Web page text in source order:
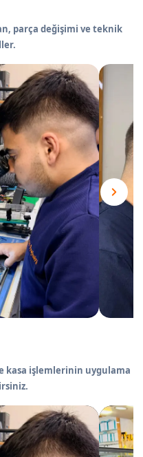
parça değişimi ve teknik
kasa işlemlerinin uygulama